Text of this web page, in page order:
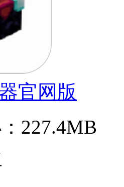
官网版
227.4MB